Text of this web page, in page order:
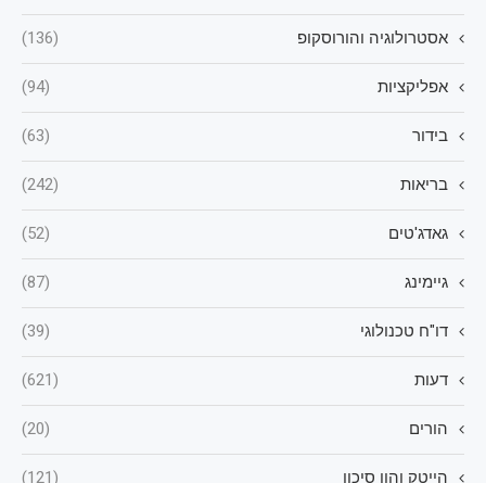
אסטרולוגיה והורוסקופ (136)
אפליקציות (94)
בידור (63)
בריאות (242)
גאדג'טים (52)
גיימינג (87)
דו"ח טכנולוגי (39)
דעות (621)
הורים (20)
הייטק והון סיכון (121)